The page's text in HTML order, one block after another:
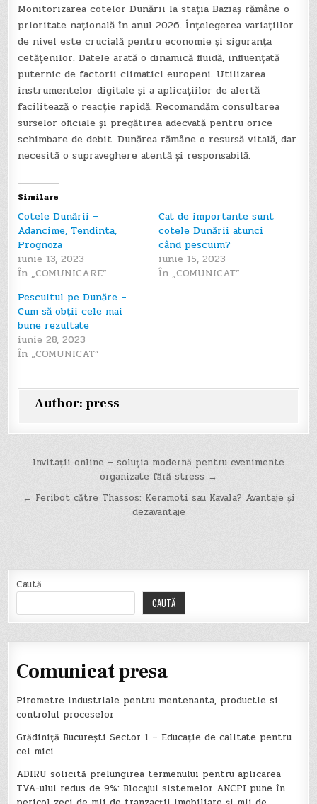
Monitorizarea cotelor Dunării la stația Baziaș rămâne o
prioritate națională în anul 2026. Înțelegerea variațiilor
de nivel este crucială pentru economie și siguranța
cetățenilor. Datele arată o dinamică fluidă, influențată
puternic de factorii climatici europeni. Utilizarea
instrumentelor digitale și a aplicațiilor de alertă
facilitează o reacție rapidă. Recomandăm consultarea
surselor oficiale și pregătirea adecvată pentru orice
schimbare de debit. Dunărea rămâne o resursă vitală, dar
necesită o supraveghere atentă și responsabilă.
Similare
Cotele Dunării –
Adancime, Tendinta,
Prognoza
iunie 13, 2023
În „COMUNICARE”
Cat de importante sunt
cotele Dunării atunci
când pescuim?
iunie 15, 2023
În „COMUNICAT”
Pescuitul pe Dunăre –
Cum să obții cele mai
bune rezultate
iunie 28, 2023
În „COMUNICAT”
Author: press
Navigare
articole
Invitații online – soluția modernă pentru evenimente
organizate fără stress →
← Feribot către Thassos: Keramoti sau Kavala? Avantaje și
dezavantaje
Caută
CAUTĂ
Comunicat presa
Pirometre industriale pentru mentenanta, productie si
controlul proceselor
Grădiniță București Sector 1 – Educație de calitate pentru
cei mici
ADIRU solicită prelungirea termenului pentru aplicarea
TVA-ului redus de 9%: Blocajul sistemelor ANCPI pune în